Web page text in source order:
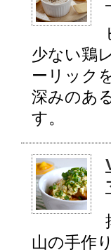
少ない鶏
ーリック
深みのあ
す。
山の手作